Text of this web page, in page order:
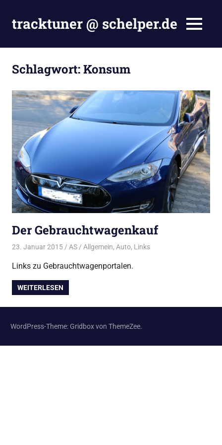
Inhalt
springen
tracktuner @ schelper.de
is
my
–
Hahahaha.
MENÜ
Schlagwort:Konsum
Der Gebrauchtwagenkauf
23. Januar 2015 AS Allgemein, Auto, Links
Links zu Gebrauchtwagenportalen.
WEITERLESEN
WordPress-Theme: Gridbox von ThemeZee.